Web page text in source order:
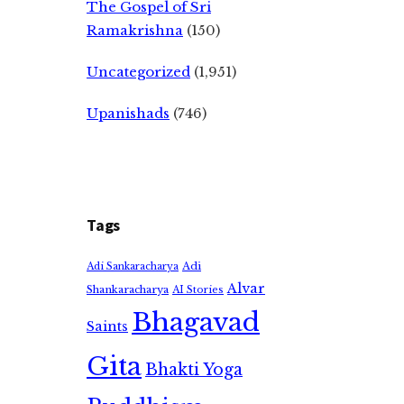
The Gospel of Sri
Ramakrishna (150)
Uncategorized (1,951)
Upanishads (746)
Tags
Adi Sankaracharya Adi
Shankaracharya AI Stories Alvar
Saints Bhagavad
GitaBhakti Yoga